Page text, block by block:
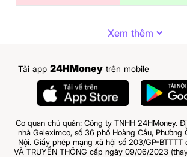
Xem thêm
Tải app 24HMoney trên mobile
Cơ quan chủ quản: Công ty TNHH 24HMoney.
nhà Geleximco, số 36 phố Hoàng Cầu, Phường
Nội. Giấy phép mạng xã hội số 203/GP-BTTTT
VÀ TRUYỀN THÔNG cấp ngày 09/06/2023